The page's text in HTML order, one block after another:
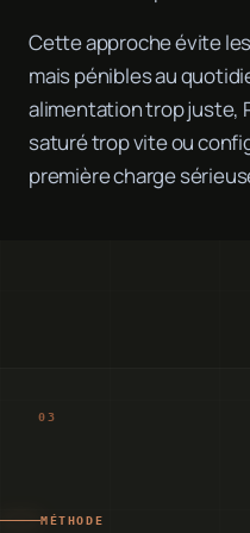
Cette approche évite
mais pénibles au
alimentation trop juste,
saturé trop vite ou
première charge
MÉTHODE